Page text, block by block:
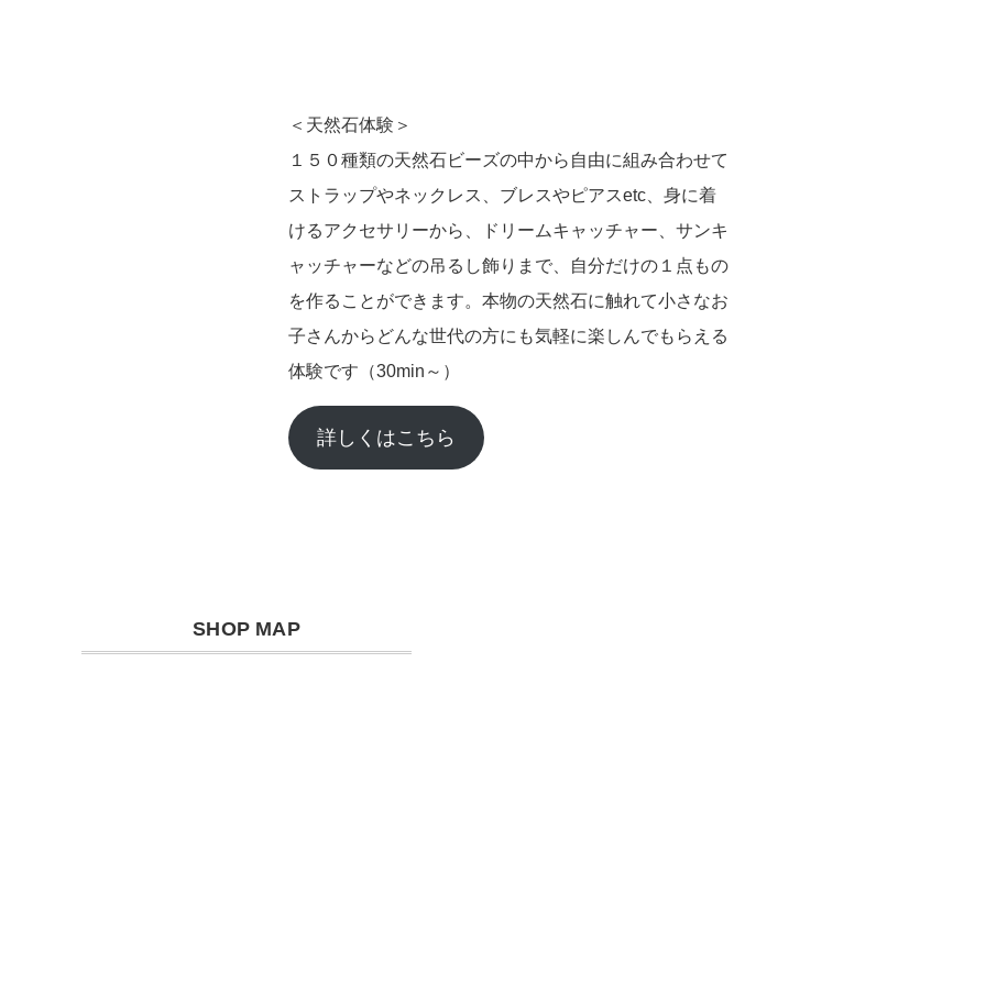
＜天然石体験＞
１５０種類の天然石ビーズの中から自由に組み合わせて
ストラップやネックレス、ブレスやピアスetc、身に着
けるアクセサリーから、ドリームキャッチャー、サンキ
ャッチャーなどの吊るし飾りまで、自分だけの１点もの
を作ることができます。本物の天然石に触れて小さなお
子さんからどんな世代の方にも気軽に楽しんでもらえる
体験です（30min～）
詳しくはこちら
SHOP MAP